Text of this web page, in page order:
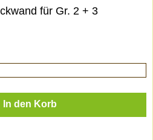
für Gr. 2 + 3
In den Korb